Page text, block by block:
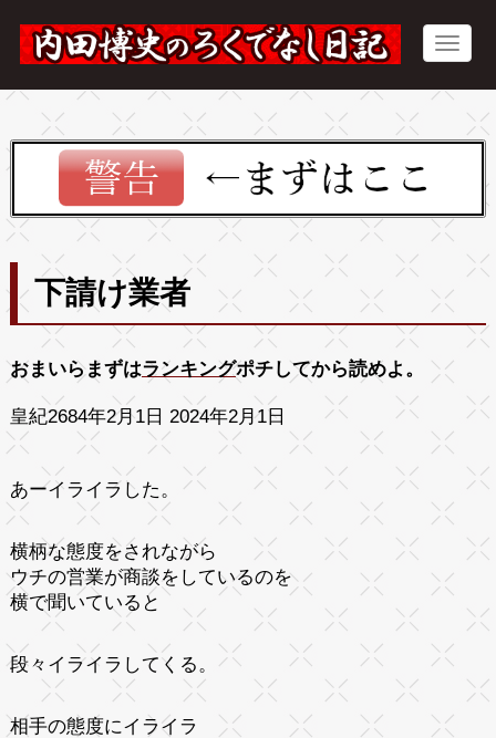
下請け業者
おまいらまずはランキングポチしてから読めよ。
皇紀2684年2月1日 2024年2月1日
あーイライラした。
横柄な態度をされながら
ウチの営業が商談をしているのを
横で聞いていると
段々イライラしてくる。
相手の態度にイライラ